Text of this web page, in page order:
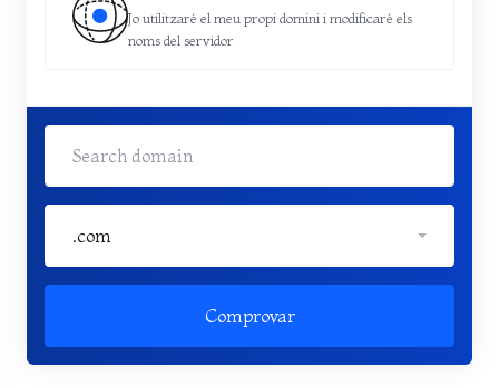
Jo utilitzaré el meu propi domini i modificaré els
noms del servidor
.com
Comprovar